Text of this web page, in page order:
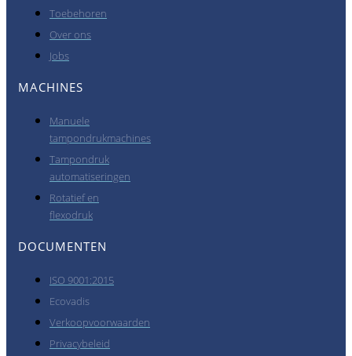
Toebehoren
Over ons
Jobs
MACHINES
Manuele
tampondrukmachines
Tampondruk
automatiseringen
Rotatief en
flexodruk
DOCUMENTEN
ISO 9001:2015
Ecovadis
Verkoopvoorwaarden
Privacybeleid